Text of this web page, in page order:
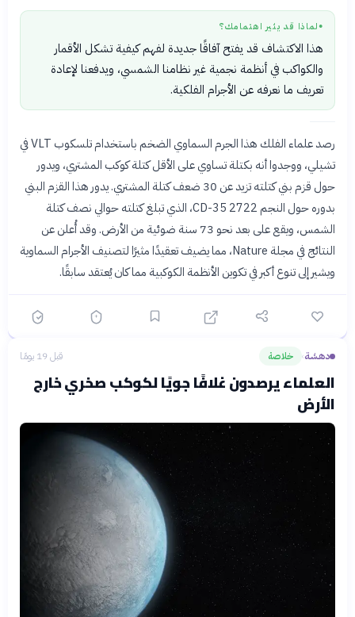
● لماذا قد يثير اهتمامك؟
هذا الاكتشاف قد يفتح آفاقًا جديدة لفهم كيفية تشكل الأقمار
والكواكب في أنظمة نجمية غير نظامنا الشمسي، ويدفعنا لإعادة
تعريف ما نعرفه عن الأجرام الفلكية.
رصد علماء الفلك هذا الجرم السماوي الضخم باستخدام تلسكوب VLT في
تشيلي، ووجدوا أنه بكتلة تساوي على الأقل كتلة كوكب المشتري، ويدور
حول قزم بني كتلته تزيد عن 30 ضعف كتلة المشتري. يدور هذا القزم البني
بدوره حول النجم CD-35 2722، الذي تبلغ كتلته حوالي نصف كتلة
الشمس، ويقع على بعد نحو 73 سنة ضوئية من الأرض. وقد أُعلن عن
النتائج في مجلة Nature، مما يضيف تعقيدًا مثيرًا لتصنيف الأجرام السماوية
ويشير إلى تنوع أكبر في تكوين الأنظمة الكوكبية مما كان يُعتقد سابقًا.
دهشة› خلاصة قبل 19 يومًا
العلماء يرصدون غلافًا جويًا لكوكب صخري خارج
الأرض